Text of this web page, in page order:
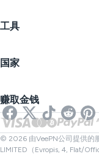
免费VPN
学生优惠
博客
隐私政策
Cookie偏好设置
网络隐私
匿名IP
流媒体用VPN
Netflix VPN
工具
隐藏您的IP
在线短信
链接检查器
文件检查器
国家
英国VPN
加拿大VPN
土耳其VPN
赚取金钱
合作伙伴
© 2026 由VeePN公司提供的
LIMITED（Evropis, 4, Flat/